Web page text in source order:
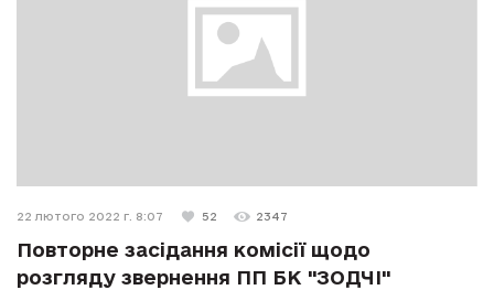
22 лютого 2022 г. 8:07 52 2347
Повторне засідання комісії щодо
розгляду звернення ПП БК "ЗОДЧІ"